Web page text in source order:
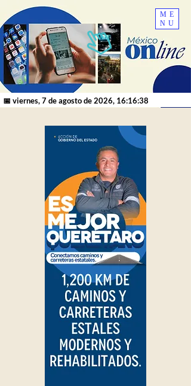
ME
NU
📅 viernes, 7 de agosto de 2026, 16:16:38